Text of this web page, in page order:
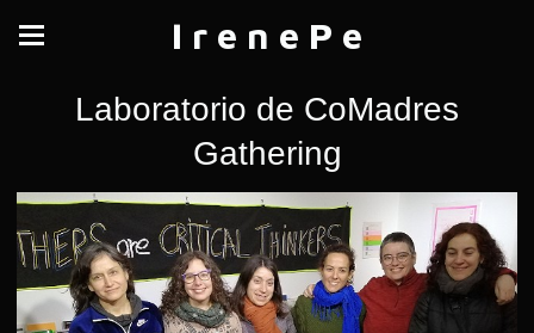
I r e n e P e
Laboratorio de CoMadres
Gathering